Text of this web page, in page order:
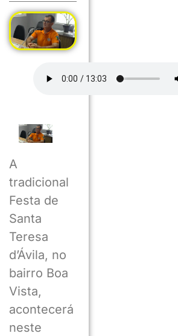
A
tradicional
Festa de
Santa
Teresa
d’Ávila, no
bairro Boa
Vista,
acontecerá
neste